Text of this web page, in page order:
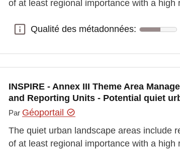
of at least regional importance with a
Qualité des métadonnées:
Qualité des métadonnées:
INSPIRE - Annex III Theme Area
and Reporting Units - Potential quiet
Par Géoportail
The quiet urban landscape areas include
of at least regional importance with a